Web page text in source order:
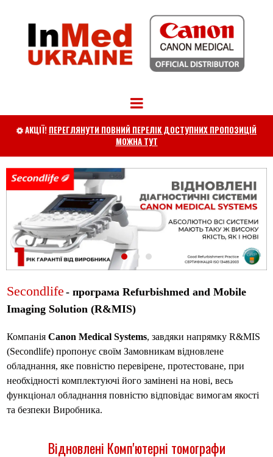
АКЦІЇ! ПЕРЕГЛЯНУТИ ПОВНИЙ ПЕРЕЛІК ДОСТУПНИХ ПРОПОЗИЦІЙ
МОЖНА ТУТ
Secondlife - програма Refurbishmed and Mobile
Imaging Solution (R&MIS)
Компанія Canon Medical Systems, завдяки напрямку R&MIS
(Secondlife) пропонує своїм Замовникам відновлене
обладнання, яке повністю перевірене, протестоване, при
необхідності комплектуючі його замінені на нові, весь
функціонал обладнання повністю відповідає вимогам якості
та безпеки Виробника.
Відновлені Комп'ютерні томографи